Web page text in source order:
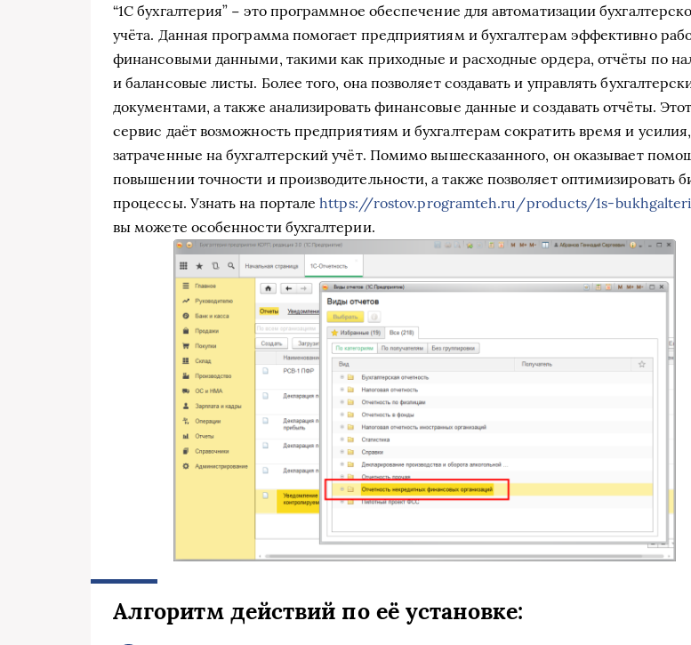
“1С бухгалтерия” − это программное обеспечение для автоматизации
учёта. Данная программа помогает предприятиям и бухгалтерам эффективно
финансовыми данными, такими как приходные и расходные ордера, отчёты по
и балансовые листы. Более того, она позволяет создавать и управлять
документами, а также анализировать финансовые данные и создавать отчёты. Этот
сервис даёт возможность предприятиям и бухгалтерам сократить время и усилия,
затраченные на бухгалтерский учёт. Помимо вышесказанного, он оказывает
повышении точности и производительности, а также позволяет оптимизировать
процессы. Узнать на порталеhttps://rostov.programteh.ru/products/1s-
вы можете особенности бухгалтерии.
Алгоритм действий по её установке: